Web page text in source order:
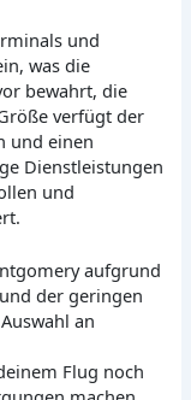
und
was die
bewahrt, die
verfügt der
und einen
Dienstleistungen
und
aufgrund
und der geringen
an
Flug noch